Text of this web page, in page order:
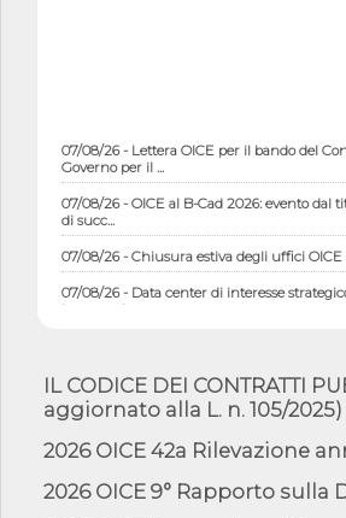
07/08/26 - Lettera OICE per il bando del
Governo per il ...
07/08/26 - OICE al B-Cad 2026: evento dal
di succ...
07/08/26 - Chiusura estiva degli uffici OICE
07/08/26 - Data center di interesse
interventi pe...
07/08/26 - Ponte sullo Stretto di Messina:
sussistenza di...
07/08/26 - Tunnel Brennero, dal Cipess via
costr...
06/08/26 - Istat, produzione industriale in
IL CODICE DEI CONTRATTI
aggiornato alla L. n. 105/2025)
2026 OICE 42a Rilevazione
2026 OICE 9° Rapporto sulla